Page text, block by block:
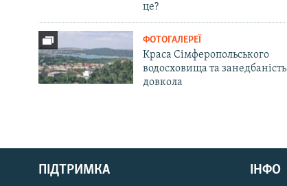
Русский
Qırımtatar
це?
ФОТОГАЛЕРЕЇ
Краса Сімферопольського
водосховища та занедбаність
довкола
ПІДТРИМКА ІНФО